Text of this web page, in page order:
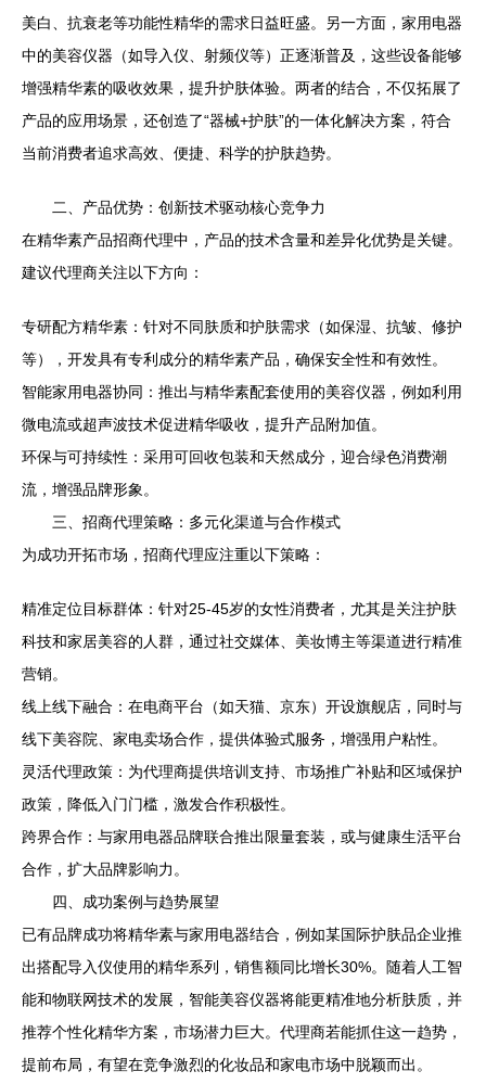
美白、抗衰老等功能性精华的需求日益旺盛。另一方面，家用电器
中的美容仪器（如导入仪、射频仪等）正逐渐普及，这些设备能够
增强精华素的吸收效果，提升护肤体验。两者的结合，不仅拓展了
产品的应用场景，还创造了“器械+护肤”的一体化解决方案，符合
当前消费者追求高效、便捷、科学的护肤趋势。
二、产品优势：创新技术驱动核心竞争力
在精华素产品招商代理中，产品的技术含量和差异化优势是关键。
建议代理商关注以下方向：
专研配方精华素：针对不同肤质和护肤需求（如保湿、抗皱、修护
等），开发具有专利成分的精华素产品，确保安全性和有效性。
智能家用电器协同：推出与精华素配套使用的美容仪器，例如利用
微电流或超声波技术促进精华吸收，提升产品附加值。
环保与可持续性：采用可回收包装和天然成分，迎合绿色消费潮
流，增强品牌形象。
三、招商代理策略：多元化渠道与合作模式
为成功开拓市场，招商代理应注重以下策略：
精准定位目标群体：针对25-45岁的女性消费者，尤其是关注护肤
科技和家居美容的人群，通过社交媒体、美妆博主等渠道进行精准
营销。
线上线下融合：在电商平台（如天猫、京东）开设旗舰店，同时与
线下美容院、家电卖场合作，提供体验式服务，增强用户粘性。
灵活代理政策：为代理商提供培训支持、市场推广补贴和区域保护
政策，降低入门门槛，激发合作积极性。
跨界合作：与家用电器品牌联合推出限量套装，或与健康生活平台
合作，扩大品牌影响力。
四、成功案例与趋势展望
已有品牌成功将精华素与家用电器结合，例如某国际护肤品企业推
出搭配导入仪使用的精华系列，销售额同比增长30%。随着人工智
能和物联网技术的发展，智能美容仪器将能更精准地分析肤质，并
推荐个性化精华方案，市场潜力巨大。代理商若能抓住这一趋势，
提前布局，有望在竞争激烈的化妆品和家电市场中脱颖而出。